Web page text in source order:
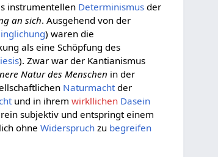
instrumentellen Determinismus der
an sich. Ausgehend von der
) waren die
als eine Schöpfung des
). Zwar war der Kantianismus
Natur des Menschen in der
Naturmachtder
und in ihremwirkllichen Dasein
subjektiv und entspringt einem
ohneWiderspruch zu begreifen